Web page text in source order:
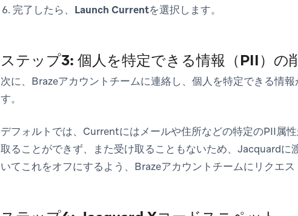
完了したら、 Launch Currentを選択します。
ステップ3: 個人を特定できる情報（PII）の
次に、Brazeアカウントチームに連絡し、個人を特定できる情
す。
デフォルトでは、Currentにはメールや住所などの特定のPII属
取ることができず、また受け取ることもないため、Jacquardに
いてこれをオフにするよう、Brazeアカウントチームにリクエス